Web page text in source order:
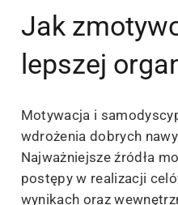
Jak
lepszej
Motywacja i
wdrożenia dobrych
Najważniejsze źródła
postępy w realizacji
wynikach oraz